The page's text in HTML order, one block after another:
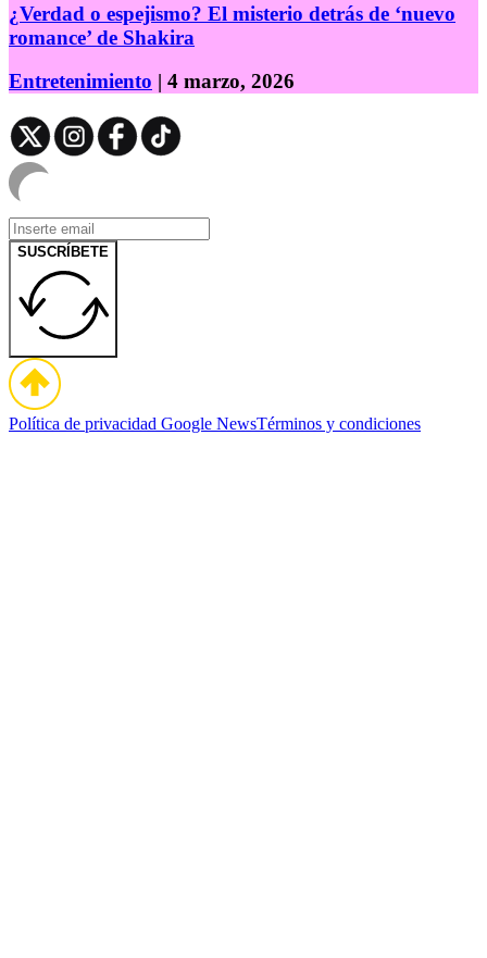
¿Verdad o espejismo? El misterio detrás de ‘nuevo
romance’ de Shakira
Entretenimiento | 4 marzo, 2026
SUSCRÍBETE
Política de privacidad Google NewsTérminos y condiciones